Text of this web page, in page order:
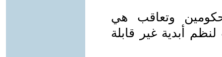
وتعاقب هي
أبدية غير قابلة